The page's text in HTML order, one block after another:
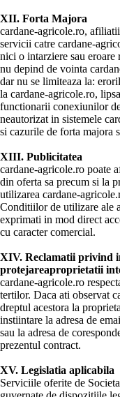
XII. Forta Majora
cardane-agricole.ro,
servicii catre cardane-
nici o intarziere sau eroare
nu depind de vointa
dar nu se limiteaza la:
la cardane-agricole.ro,
functionarii conexiunilor
neautorizat in sistemele
si cazurile de forta majora
XIII. Publicitatea
cardane-agricole.ro poate
din oferta sa precum si la
utilizarea cardane-
Conditiilor de utilizare ale
exprimati in mod direct
cu caracter comercial.
XIV. Reclamatii privind
protejareaproprietatii
cardane-agricole.ro
tertilor. Daca ati observat
dreptul acestora la
instiintare la adresa de
sau la adresa de
prezentul contract.
XV. Legislatia aplicabila
Serviciile oferite de